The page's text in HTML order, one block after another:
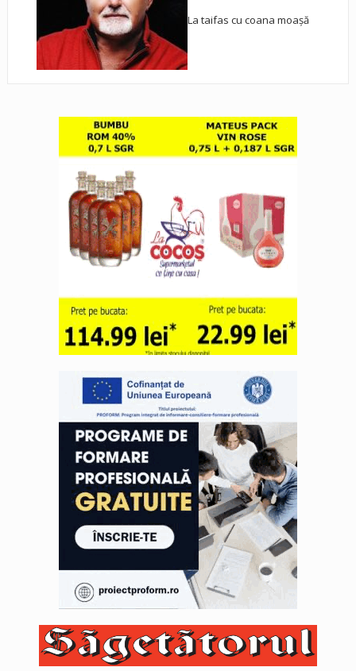
La taifas cu coana moașă